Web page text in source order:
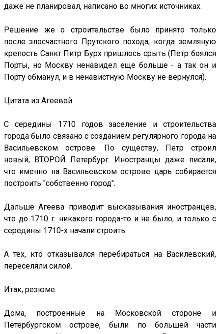
даже не планировал, написано во многих источниках.
Решение же о строительстве было принято только
после злосчастного Прутского похода, когда земляную
крепость Санкт Питр Бурх пришлось срыть (Петр боялся
Порты, но Москву ненавидел еще больше - а так он и
Порту обманул, и в ненавистную Москву не вернулся).
Цитата из Агеевой:
С середины 1710 годов заселение и строительства
города было связано с созданием регулярного города на
Васильевском острове. По существу, Петр строил
новый, ВТОРОЙ Петербург. Иностранцы даже писали,
что именно на Васильевском острове царь собирается
построить "собственно город".
Дальше Агеева приводит высказывания иностранцев,
что до 1710 г. никакого города-то и не было, и только с
середины 1710-х начали строить.
А тех, кто отказывался перебираться на Василевский,
переселяли силой.
Итак, резюме.
Дома, построенные на Московской стороне и
Петербургском острове, были по большей части